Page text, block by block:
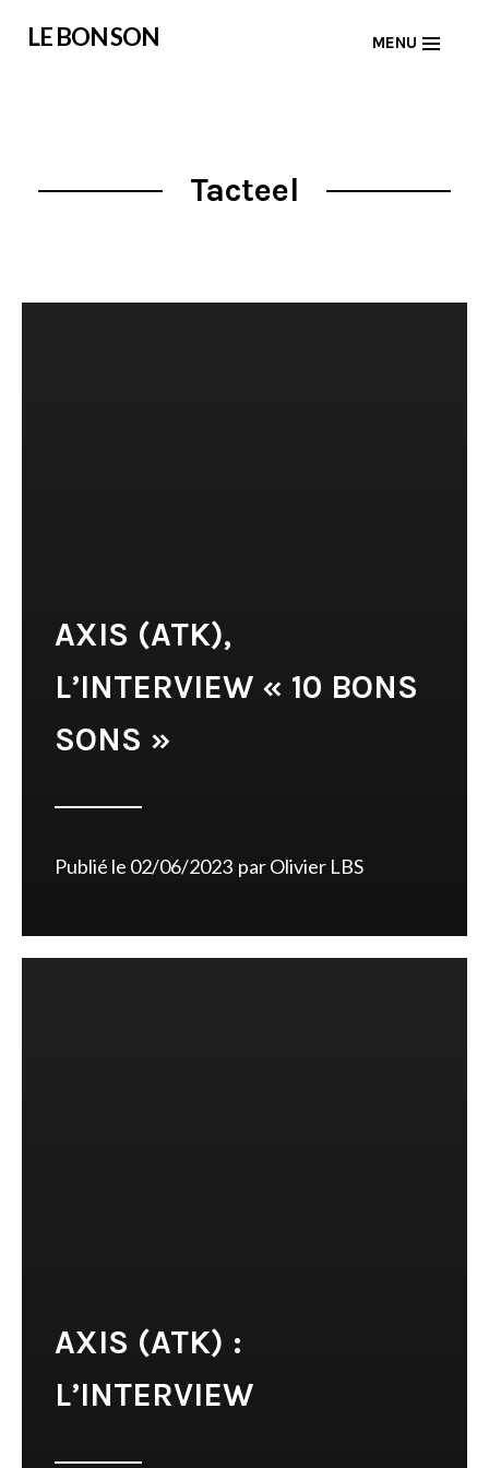
LE BON SON MENU
Tacteel
AXIS (ATK),
L’INTERVIEW « 10 BONS
SONS »
Publié le 02/06/2023 parOlivier LBS
AXIS (ATK) :
L’INTERVIEW